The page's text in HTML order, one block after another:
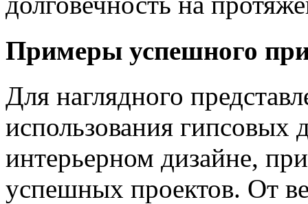
Примеры успешного
Для наглядного
использования гипсовых
интерьерном дизайне,
успешных проектов. От